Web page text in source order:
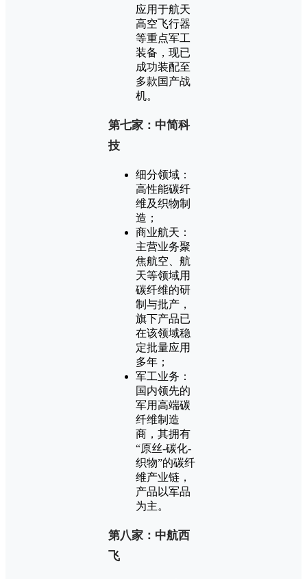
应用于航天
高空飞行器
等重点军工
装备，现已
成功装配至
多款国产战
机。
第七家：中简科
技
细分领域：
高性能碳纤
维及织物制
造；
商业航天：
主营业务聚
焦航空、航
天等领域用
碳纤维的研
制与批产，
旗下产品已
在该领域稳
定批量应用
多年；
军工业务：
国内领先的
军用高端碳
纤维制造
商，其拥有
“原丝-碳化-
织物”的碳纤
维产业链，
产品以军品
为主。
第八家：中航西
飞